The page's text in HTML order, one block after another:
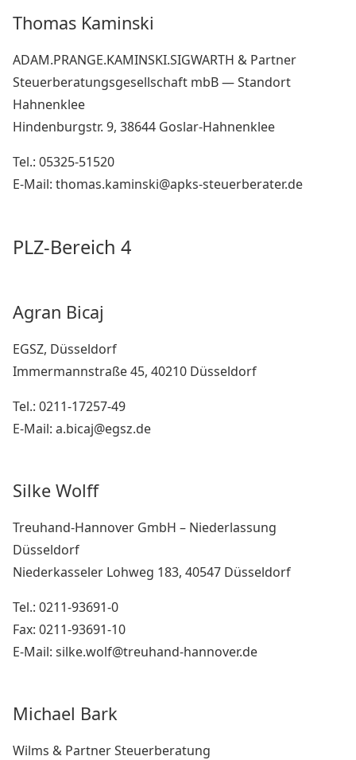
Thomas Kaminski
ADAM.PRANGE.KAMINSKI.SIGWARTH & Partner
Steuerberatungsgesellschaft mbB — Standort
Hahnenklee
Hindenburgstr. 9, 38644 Goslar-Hahnenklee
Tel.: 05325-51520
E-Mail: thomas.kaminski@apks-steuerberater.de
PLZ-Bereich 4
Agran Bicaj
EGSZ, Düsseldorf
Immermannstraße 45, 40210 Düsseldorf
Tel.: 0211-17257-49
E-Mail: a.bicaj@egsz.de
Silke Wolff
Treuhand-Hannover GmbH – Niederlassung
Düsseldorf
Niederkasseler Lohweg 183, 40547 Düsseldorf
Tel.: 0211-93691-0
Fax: 0211-93691-10
E-Mail: silke.wolf@treuhand-hannover.de
Michael Bark
Wilms & Partner Steuerberatung